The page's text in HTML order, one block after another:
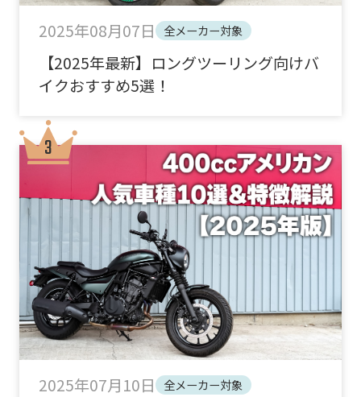
2025年08月07日 全メーカー対象
【2025年最新】ロングツーリング向けバ
イクおすすめ5選！
2025年07月10日 全メーカー対象